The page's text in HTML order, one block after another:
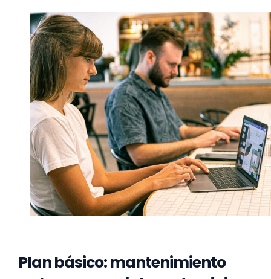
Plan básico: mantenimiento